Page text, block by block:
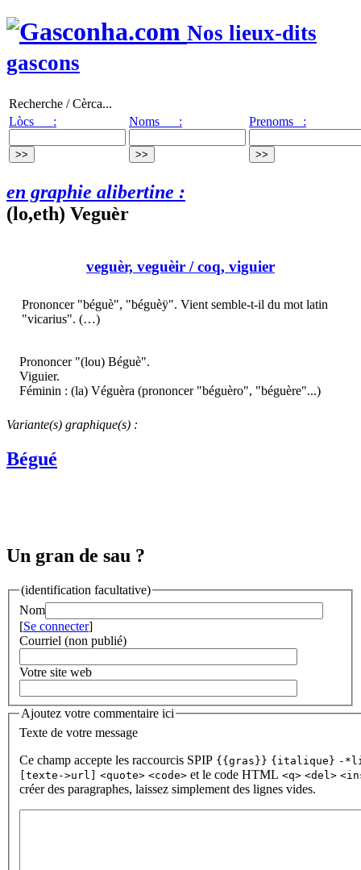
Nos lieux-dits
gascons
Recherche / Cèrca...
Lòcs :
Noms : Prenoms :
en graphie alibertine :
(lo,eth) Veguèr
veguèr, veguèir / coq, viguier
Prononcer "béguè", "béguèÿ". Vient semble-t-il du mot latin
"vicarius". (…)
Prononcer "(lou) Béguè".
Viguier.
Féminin : (la) Véguèra (prononcer "béguèro", "béguère"...)
Variante(s) graphique(s) :
Bégué
Un gran de sau ?
(identification facultative)
Nom
[Se connecter]
Courriel (non publié)
Votre site web
Ajoutez votre commentaire ici
Texte de votre message
Ce champ accepte les raccourcis SPIP {{gras}} {italique} -
[texte->url] <quote> <code> et le code HTML <q> <del>
créer des paragraphes, laissez simplement des lignes vides.